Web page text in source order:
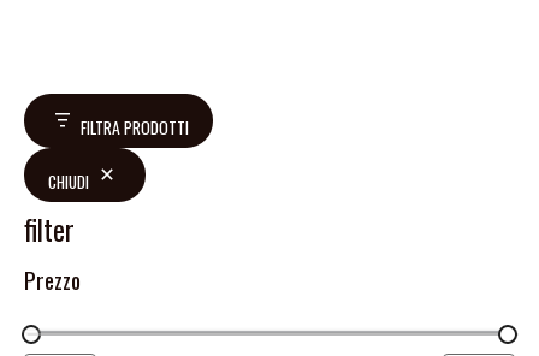
FILTRA PRODOTTI
CHIUDI
filter
Prezzo